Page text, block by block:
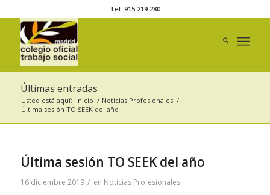
Tel. 915 219 280
Últimas entradas
Usted está aquí: Inicio / Noticias Profesionales /
Última sesión TO SEEK del año
Última sesión TO SEEK del año
16 diciembre 2019 / en Noticias Profesionales